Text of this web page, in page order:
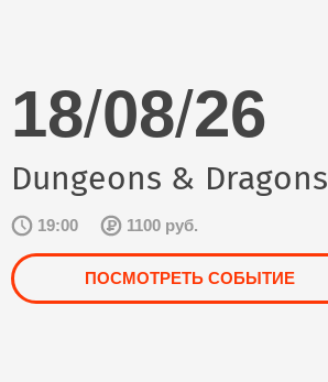
18/08/26
Dungeons & Dragons
19:00 1100 руб.
ПОСМОТРЕТЬ СОБЫТИЕ